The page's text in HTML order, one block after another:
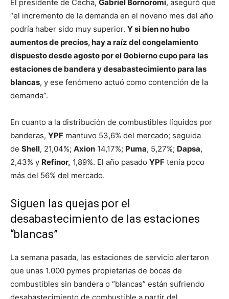
El presidente de Cecha, Gabriel Bornoromi, aseguró que
“el incremento de la demanda en el noveno mes del año
podría haber sido muy superior. Y si bien no hubo
aumentos de precios, hay a raíz del congelamiento
dispuesto desde agosto por el Gobierno cupo para las
estaciones de bandera y desabastecimiento para las
blancas, y ese fenómeno actuó como contención de la
demanda”.
En cuanto a la distribución de combustibles líquidos por
banderas, YPF mantuvo 53,6% del mercado; seguida
de Shell, 21,04%; Axion 14,17%; Puma, 5,27%; Dapsa,
2,43% y Refinor, 1,89%. El año pasado YPF tenía poco
más del 56% del mercado.
Siguen las quejas por el
desabastecimiento de las estaciones
“blancas”
La semana pasada, las estaciones de servicio alertaron
que unas 1.000 pymes propietarias de bocas de
combustibles sin bandera o “blancas” están sufriendo